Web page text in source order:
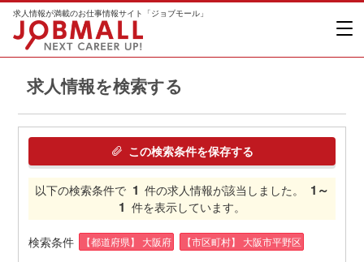
求人情報が満載のお仕事情報サイト「ジョブモール」
求人情報を検索する
この検索条件を保存する
以下の検索条件で 1 件の求人情報が該当しました。
1～
1 件を表示しています。
検索条件 【都道府県】 大阪府 【市区町村】 大阪市平野区